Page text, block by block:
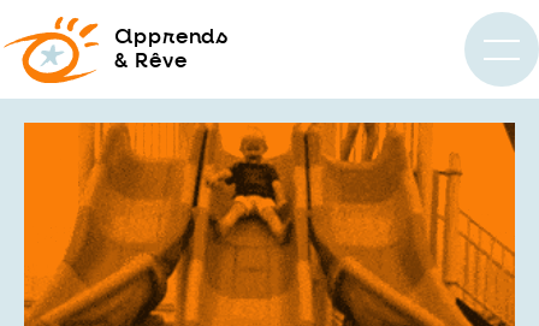
apprends
& Rêve